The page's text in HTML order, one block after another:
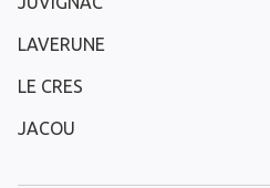
LAVERUNE
LE CRES
JACOU